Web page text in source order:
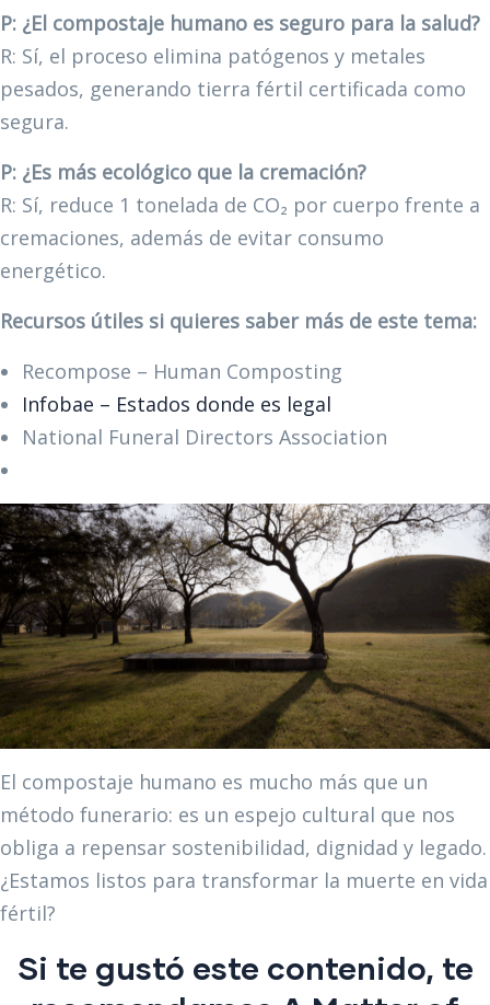
P: ¿El compostaje humano es seguro para la salud?
R: Sí, el proceso elimina patógenos y metales
pesados, generando tierra fértil certificada como
segura.
P: ¿Es más ecológico que la cremación?
R: Sí, reduce 1 tonelada de CO₂ por cuerpo frente a
cremaciones, además de evitar consumo
energético.
Recursos útiles si quieres saber más de este tema:
Recompose – Human Composting
Infobae – Estados donde es legal
National Funeral Directors Association
El compostaje humano es mucho más que un
método funerario: es un espejo cultural que nos
obliga a repensar sostenibilidad, dignidad y legado.
¿Estamos listos para transformar la muerte en vida
fértil?
Si te gustó este contenido, te